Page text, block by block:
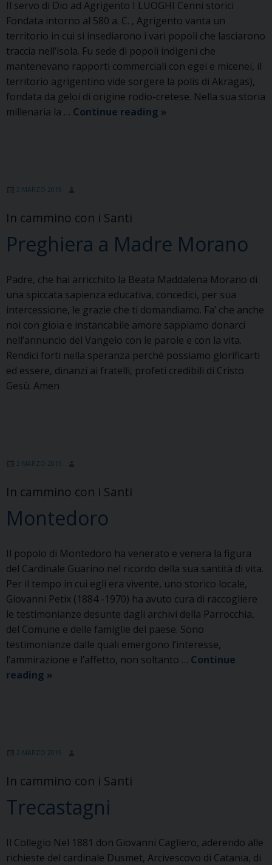
Il servo di Dio ad Agrigento I LUOGHI Cenni storici
Fondata intorno al 580 a. C. , Agrigento vanta un
territorio in cui si insediarono i vari popoli che lasciarono
traccia nell’isola. Fu sede di popoli indigeni che
mantenevano rapporti commerciali con egei e micenei, il
territorio agrigentino vide sorgere la polis di Akragas),
fondata da geloi di origine rodio-cretese. Nella sua storia
millenaria la … Continue reading Agrigento
»
2 MARZO 2019
In cammino con i Santi
Preghiera a Madre Morano
Padre, che hai arricchito la Beata Maddalena Morano di
una spiccata sapienza educativa, concedici, per sua
intercessione, le grazie che ti domandiamo. Fa’ che anche
noi con gioia e instancabile amore sappiamo donarci
nell’annuncio del Vangelo con le parole e con la vita.
Rendici forti nella speranza perché possiamo glorificarti
ed essere, dinanzi ai fratelli, profeti credibili di Cristo
Gesù. Amen
2 MARZO 2019
In cammino con i Santi
Montedoro
Il popolo di Montedoro ha venerato e venera la figura
del Cardinale Guarino nel ricordo della sua santità di vita.
Per il tempo in cui egli era vivente, uno storico locale,
Giovanni Petix (1884 -1970) ha avuto cura di raccogliere
le testimonianze desunte dagli archivi della Parrocchia,
del Comune e delle famiglie del paese. Sono
testimonianze dalle quali emergono l’interesse,
l’ammirazione e l’affetto, non soltanto … Continue
reading Montedoro
»
2 MARZO 2019
In cammino con i Santi
Trecastagni
Il Collegio Nel 1881 don Giovanni Cagliero, aderendo alle
richieste del cardinale Dusmet, Arcivescovo di Catania, di